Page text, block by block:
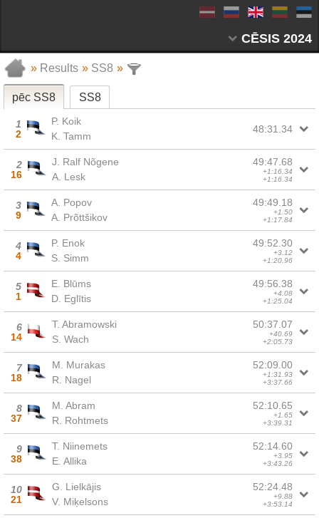
CĒSIS 2024
» Results » SS8 »
pēc SS8 SS8
1
2
P. Koik
K. Tamm
48:31.34
2
16
J. Ralf Nõgene
A. Lesk
49:47.68
+1:16.34
+1:16.34
3
9
A. Popov
A. Prõttšikov
49:49.18
+1.50
+1:17.84
4
4
P. Enok
S. Simm
49:52.30
+3.12
+1:20.96
5
1
E. Blūms
D. Eglītis
49:56.38
+4.08
+1:25.04
6
14
T. Abramowski
S. Wach
50:37.07
+40.69
+2:05.73
7
18
M. Murakas
R. Nagel
52:09.00
+1:31.93
+3:37.66
8
37
M. Abram
R. Rohtmets
52:10.65
+1.65
+3:39.31
9
38
T. Niinemets
E. Allika
52:14.60
+3.95
+3:43.26
10
21
G. Lielkājis
V. Miķelsons
52:24.48
+9.88
+3:53.14